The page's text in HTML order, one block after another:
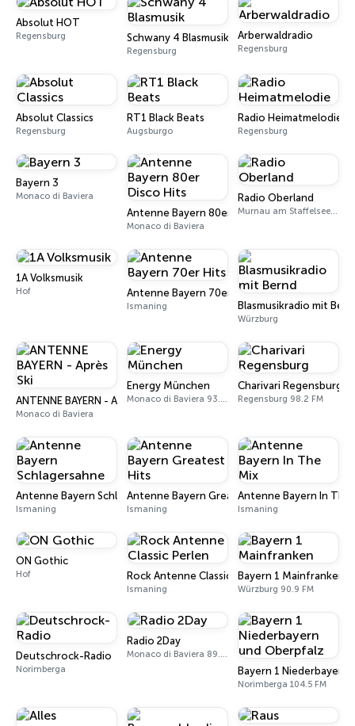
Absolut HOT
Regensburg Schwany 4 Blasmusik
Regensburg
Arberwaldradio
Regensburg
Absolut Classics
Regensburg
RT1 Black Beats
Augsburgo
Radio Heimatmelodie
Regensburg
Bayern 3
Monaco di Baviera
Antenne Bayern 80er Disco Hits
Monaco di Baviera
Radio Oberland
Murnau am Staffelsee 97.5 FM
1A Volksmusik
Hof Antenne Bayern 70er Hits
Ismaning Blasmusikradio mit
Würzburg
ANTENNE BAYERN - Après Ski
Monaco di Baviera
Energy München
Monaco di Baviera 93.3 FM
Charivari Regensburg
Regensburg 98.2 FM
Antenne Bayern Schlagersahne
Ismaning
Antenne Bayern Greatest Hits
Ismaning
Antenne Bayern In The
Ismaning
ON Gothic
Hof Rock Antenne Classic Perlen
Ismaning
Bayern 1 Mainfranken
Würzburg 90.9 FM
Deutschrock-Radio
Norimberga
Radio 2Day
Monaco di Baviera 89.0 FM
Bayern 1 Niederbayern
Norimberga 104.5 FM